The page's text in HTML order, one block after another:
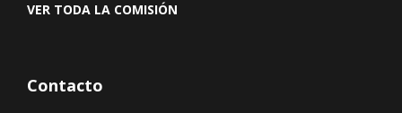
VER TODA LA COMISIÓN
Contacto